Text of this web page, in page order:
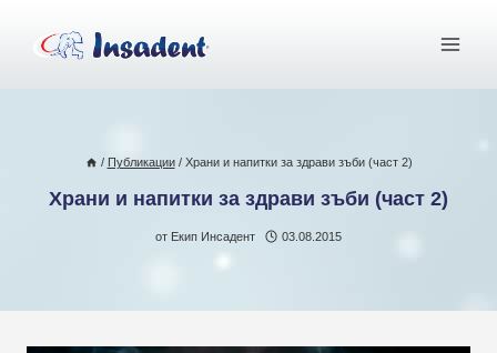
съдържанието
/ Публикации / Храни и напитки за здрави зъби (част 2)
Храни и напитки за здрави зъби (част 2)
от Екип Инсадент 03.08.2015